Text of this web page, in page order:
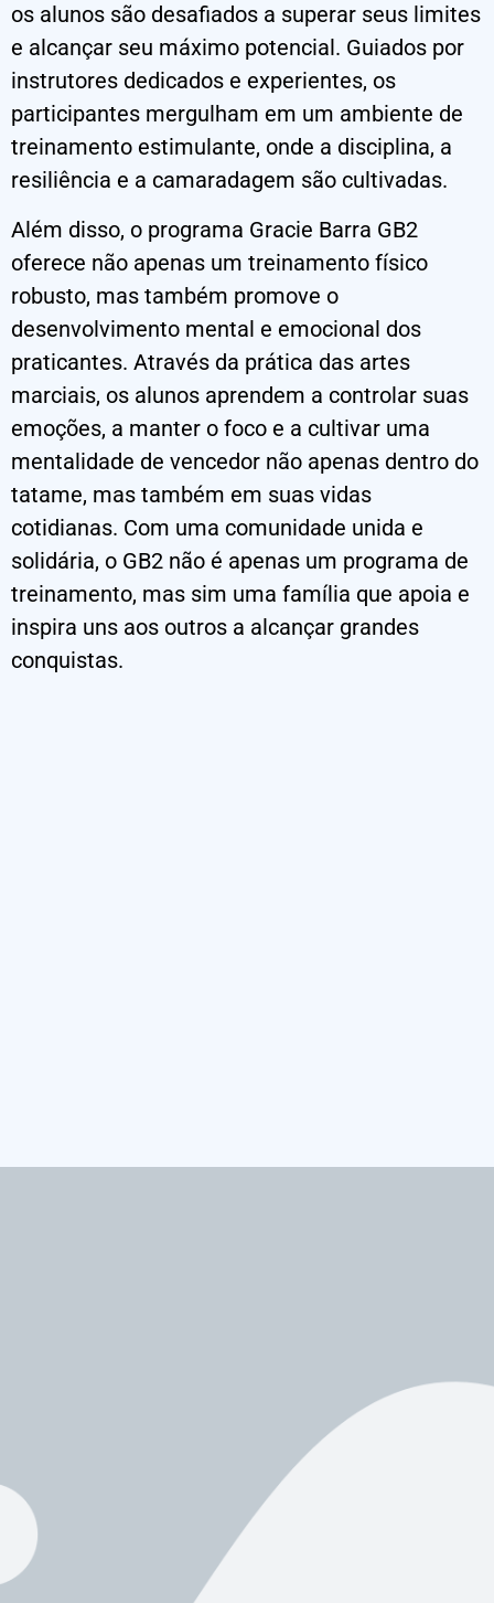
os alunos são desafiados a superar seus limites
e alcançar seu máximo potencial. Guiados por
instrutores dedicados e experientes, os
participantes mergulham em um ambiente de
treinamento estimulante, onde a disciplina, a
resiliência e a camaradagem são cultivadas.
Além disso, o programa Gracie Barra GB2
oferece não apenas um treinamento físico
robusto, mas também promove o
desenvolvimento mental e emocional dos
praticantes. Através da prática das artes
marciais, os alunos aprendem a controlar suas
emoções, a manter o foco e a cultivar uma
mentalidade de vencedor não apenas dentro do
tatame, mas também em suas vidas
cotidianas. Com uma comunidade unida e
solidária, o GB2 não é apenas um programa de
treinamento, mas sim uma família que apoia e
inspira uns aos outros a alcançar grandes
conquistas.